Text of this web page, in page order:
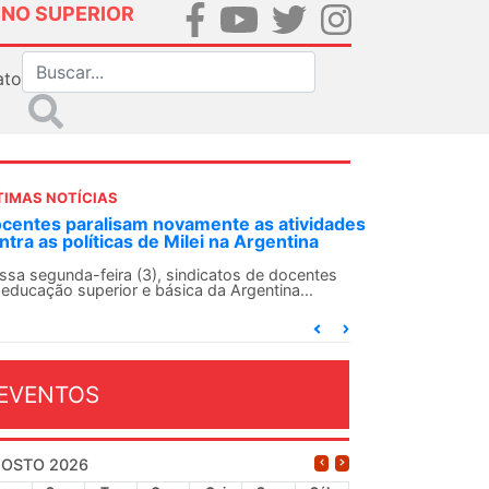
SUPERIOR
NOTÍCIAS
ANDES-SN convoca docentes para Dia de
Solidariedade Internacionalista com Cuba em
O ANDES-SN conclama suas seções sindicais e o
2026